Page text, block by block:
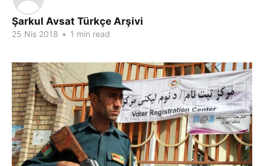
Şarkul Avsat Türkçe Arşivi
25 Nis 2018 • 1 min read